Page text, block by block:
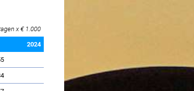
x € 1.000
2024